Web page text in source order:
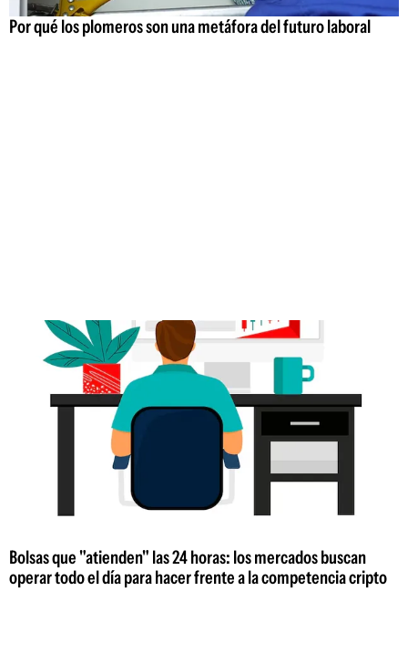
Por qué los plomeros son una metáfora del futuro laboral
Bolsas que "atienden" las 24 horas: los mercados buscan
operar todo el día para hacer frente a la competencia cripto